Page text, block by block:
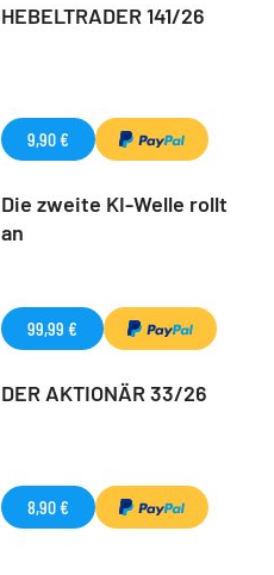
HEBELTRADER 141/26
9,90 €
Die zweite KI-Welle rollt
an
99,99 €
DER AKTIONÄR 33/26
8,90 €